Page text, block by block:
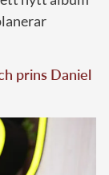
prins Daniel